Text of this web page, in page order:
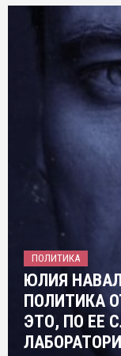
ПОЛИТИКА
ЮЛИЯ
ПОЛИТИКА
ЭТО, ПО ЕЕ